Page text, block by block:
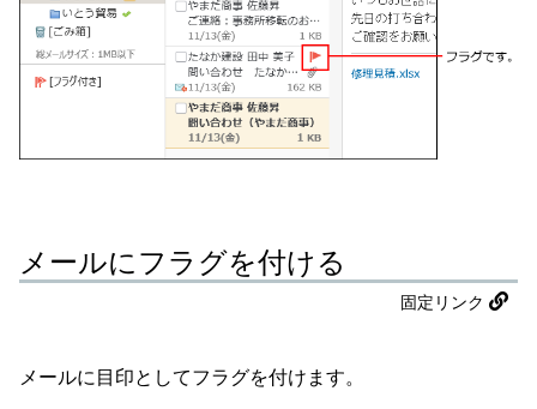
メールにフラグを付ける
固定リンク
メールに目印としてフラグを付けます。